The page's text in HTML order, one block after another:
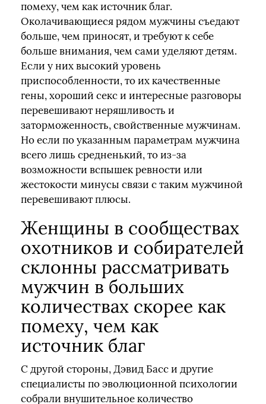
помеху, чем как источник благ.
Околачивающиеся рядом мужчины съедают
больше, чем приносят, и требуют к себе
больше внимания, чем сами уделяют детям.
Если у них высокий уровень
приспособленности, то их качественные
гены, хороший секс и интересные разговоры
перевешивают неряшливость и
заторможенность, свойственные мужчинам.
Но если по указанным параметрам мужчина
всего лишь средненький, то из-за
возможности вспышек ревности или
жестокости минусы связи с таким мужчиной
перевешивают плюсы.
Женщины в сообществах
охотников и собирателей
склонны рассматривать
мужчин в больших
количествах скорее как
помеху, чем как
источник благ
С другой стороны, Дэвид Басс и другие
специалисты по эволюционной психологии
собрали внушительное количество